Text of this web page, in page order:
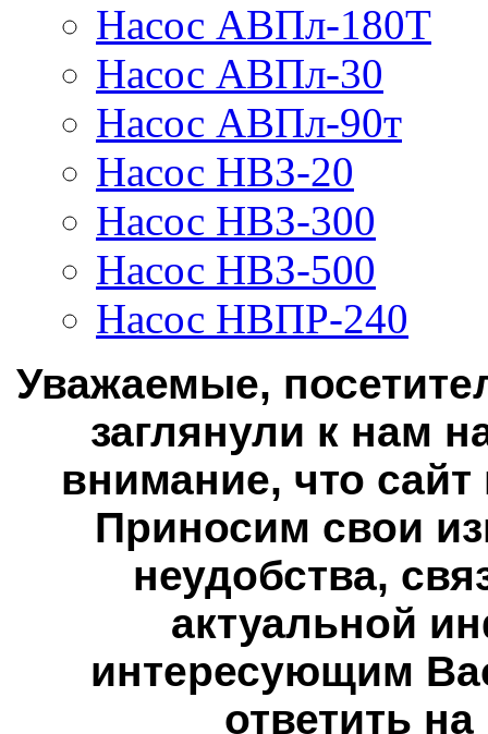
Насос АВПл-180Т
Насос АВПл-30
Насос АВПл-90т
Насос НВЗ-20
Насос НВЗ-300
Насос НВЗ-500
Насос НВПР-240
Уважаемые,
заглянули к нам
внимание, что сайт
Приносим свои
неудобства,
актуальной
интересующим
ответить